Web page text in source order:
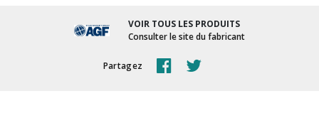
VOIR TOUS LES PRODUITS
Consulter le site du fabricant
Partagez